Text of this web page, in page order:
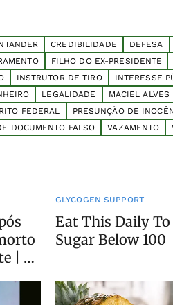
CREDIBILIDADE DEFESA
FILHO DO EX-PRESIDENTE
INSTRUTOR DE TIRO
INTERESSE
LEGALIDADE MACIEL ALVES
FEDERAL
PRESUNÇÃO DE
DOCUMENTO FALSO VAZAMENTO